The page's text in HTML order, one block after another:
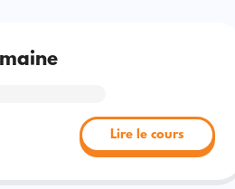
Lire le cours